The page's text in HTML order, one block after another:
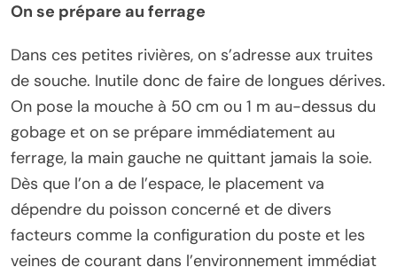
On se prépare au ferrage
Dans ces petites rivières, on s’adresse aux truites
de souche. Inutile donc de faire de longues dérives.
On pose la mouche à 50 cm ou 1 m au-dessus du
gobage et on se prépare immédiatement au
ferrage, la main gauche ne quittant jamais la soie.
Dès que l’on a de l’espace, le placement va
dépendre du poisson concerné et de divers
facteurs comme la configuration du poste et les
veines de courant dans l’environnement immédiat